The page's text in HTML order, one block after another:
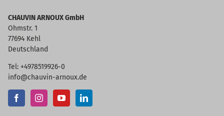
CHAUVIN ARNOUX GmbH
Ohmstr. 1
77694 Kehl
Deutschland
Tel: +4978519926-0
info@chauvin-arnoux.de